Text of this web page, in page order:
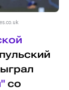
со